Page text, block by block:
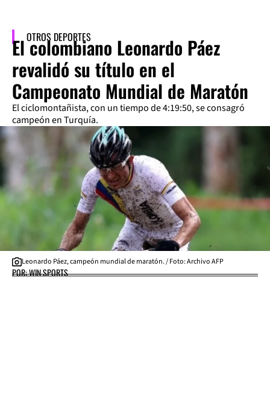
OTROS DEPORTES
El colombiano Leonardo Páez
revalidó su título en el
Campeonato Mundial de Maratón
El ciclomontañista, con un tiempo de 4:19:50, se consagró
campeón en Turquía.
Leonardo Páez, campeón mundial de maratón. / Foto: Archivo AFP
POR: WIN SPORTS